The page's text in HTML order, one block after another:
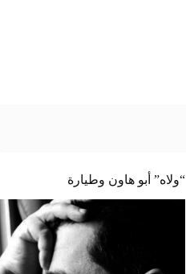
“ولاه” أبو هاون وطيارة